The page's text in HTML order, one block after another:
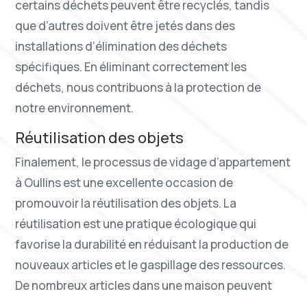
certains déchets peuvent être recyclés, tandis
que d’autres doivent être jetés dans des
installations d’élimination des déchets
spécifiques. En éliminant correctement les
déchets, nous contribuons à la protection de
notre environnement.
Réutilisation des objets
Finalement, le processus de vidage d’appartement
à Oullins est une excellente occasion de
promouvoir la réutilisation des objets. La
réutilisation est une pratique écologique qui
favorise la durabilité en réduisant la production de
nouveaux articles et le gaspillage des ressources.
De nombreux articles dans une maison peuvent